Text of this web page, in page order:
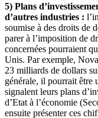
5) Plans
d’autres industries :
soumise à des droits de
parer à l’imposition de
concernées pourraient
Unis. Par exemple,
23 milliards de dollars
générale, il pourrait être
signalent leurs plans
d’Etat à l’économie
ensuite présenter ces